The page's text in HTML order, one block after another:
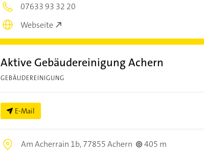
07633 93 32 20
Webseite
Aktive Gebäudereinigung Achern
GEBÄUDEREINIGUNG
E-Mail
Am Acherrain 1b,77855 Achern
405 m